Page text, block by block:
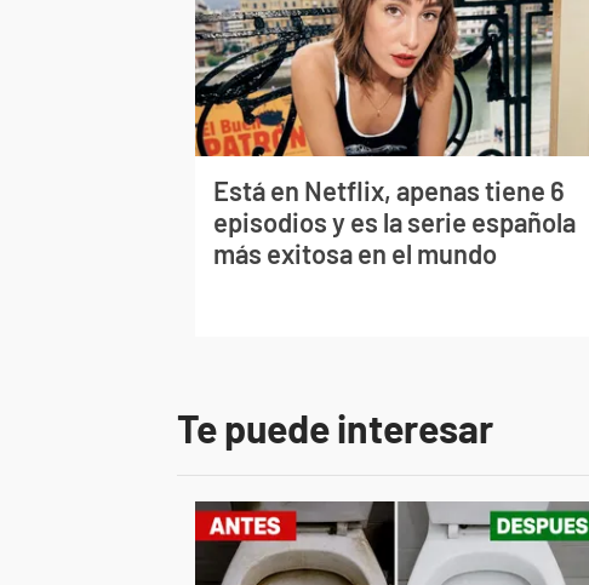
Está en Netflix, apenas tiene 6
episodios y es la serie española
más exitosa en el mundo
Te puede interesar